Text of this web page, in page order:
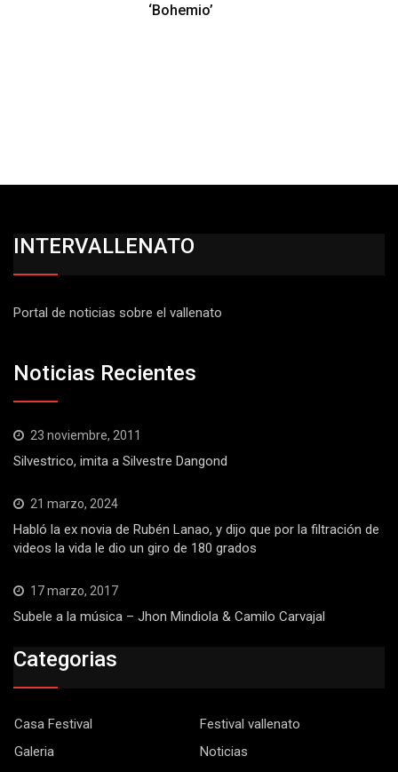
‘Bohemio’
INTERVALLENATO
Portal de noticias sobre el vallenato
Noticias Recientes
23 noviembre, 2011
Silvestrico, imita a Silvestre Dangond
21 marzo, 2024
Habló la ex novia de Rubén Lanao, y dijo que por la filtración de
videos la vida le dio un giro de 180 grados
17 marzo, 2017
Subele a la música – Jhon Mindiola & Camilo Carvajal
Categorias
Casa Festival
Festival vallenato
Galeria
Noticias